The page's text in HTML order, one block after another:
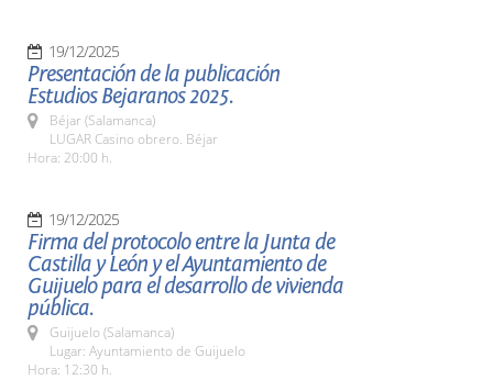
19/12/2025
Presentación de la publicación
Estudios Bejaranos 2025.
Béjar (Salamanca)
LUGAR Casino obrero. Béjar
Hora: 20:00 h.
19/12/2025
Firma del protocolo entre la Junta de
Castilla y León y el Ayuntamiento de
Guijuelo para el desarrollo de vivienda
pública.
Guijuelo (Salamanca)
Lugar: Ayuntamiento de Guijuelo
Hora: 12:30 h.